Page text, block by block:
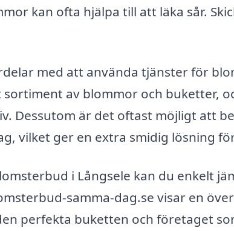
kan ofta hjälpa till att läka sår.
med att använda tjänster för
av blommor och buketter,
Dessutom är det oftast möjligt att
vilket ger en extra smidig lösning
i Långsele kan du enkelt
samma-dag.se visar en
perfekta buketten och företaget